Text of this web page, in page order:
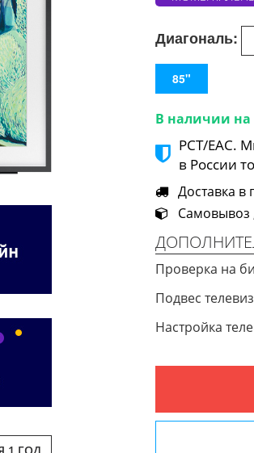
Диагональ:
85"
В наличии на
РСТ/ЕАС.
в России
Доставка в
Самовывоз
Проверка на
Подвес
Настройка